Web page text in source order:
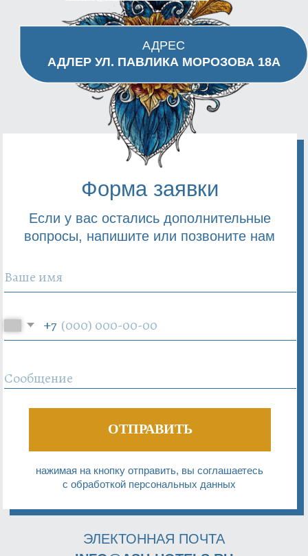
ОТПРАВИТЬ
нажимая на кнопку отправить, вы соглашаетесь
с обработкой персональных данных
ЭЛЕКТОННАЯ ПОЧТА